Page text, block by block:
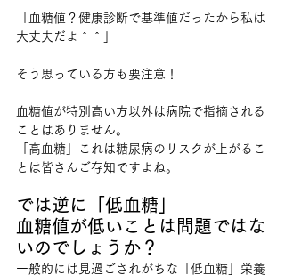
「血糖値？健康診断で基準値だったから私は
大丈夫だよ＾＾」
そう思っている方も要注意！
血糖値が特別高い方以外は病院で指摘される
ことはありません。
「高血糖」これは糖尿病のリスクが上がるこ
とは皆さんご存知ですよね。
では逆に「低血糖」
血糖値が低いことは問題ではな
いのでしょうか？
一般的には見過ごされがちな「低血糖」栄養